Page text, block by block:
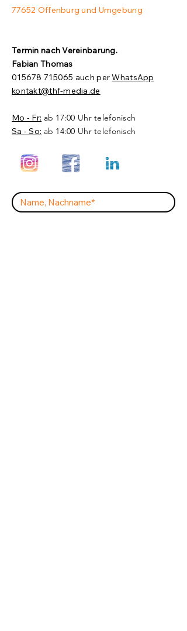
77652 Offenburg und Umgebung
Termin nach Vereinbarung.​
Fabian Thomas
015678 715065 auch perWhatsApp
kontakt@thf-media.de
Mo - Fr: ab 17:00 Uhr telefonisch
Sa - So: ab 14:00 Uhr telefonisch